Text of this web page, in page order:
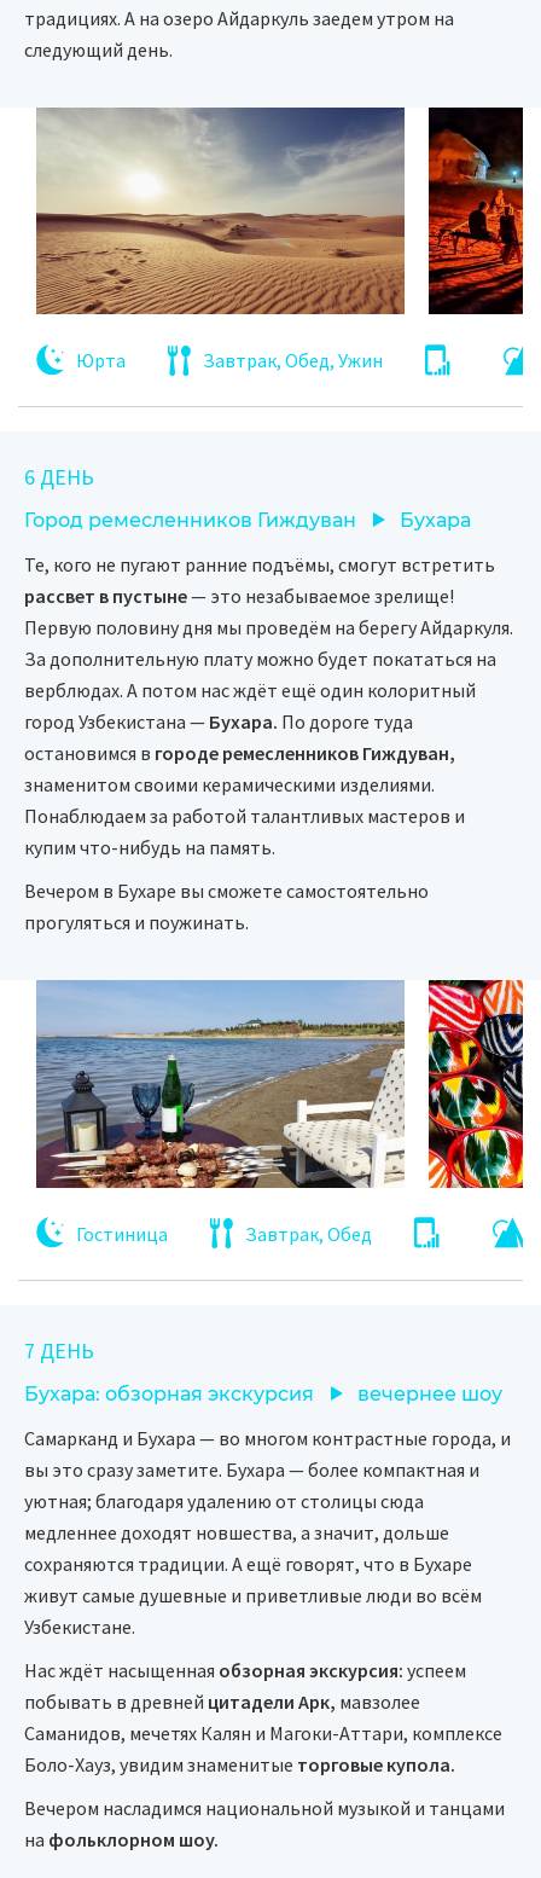
традициях. А на озеро Айдаркуль заедем утром на
следующий день.
Юрта Завтрак, Обед, Ужин
6 ДЕНЬ
Город ремесленников Гиждуван Бухара
Те, кого не пугают ранние подъёмы, смогут встретить
рассвет в пустыне— это незабываемое зрелище!
Первую половину дня мы проведём на берегу Айдаркуля.
За дополнительную плату можно будет покататься на
верблюдах. А потом нас ждёт ещё один колоритный
город Узбекистана — Бухара. По дороге туда
остановимся в городе ремесленников Гиждуван,
знаменитом своими керамическими изделиями.
Понаблюдаем за работой талантливых мастеров и
купим что-нибудь на память.
Вечером в Бухаре вы сможете самостоятельно
прогуляться и поужинать.
Гостиница Завтрак, Обед
7 ДЕНЬ
Бухара: обзорная экскурсия вечернее шоу
Самарканд и Бухара — во многом контрастные города, и
вы это сразу заметите. Бухара — более компактная и
уютная; благодаря удалению от столицы сюда
медленнее доходят новшества, а значит, дольше
сохраняются традиции. А ещё говорят, что в Бухаре
живут самые душевные и приветливые люди во всём
Узбекистане.
Нас ждёт насыщенная обзорная экскурсия: успеем
побывать в древней цитадели Арк, мавзолее
Саманидов, мечетях Калян и Магоки-Аттари, комплексе
Боло-Хауз, увидим знаменитые торговые купола.
Вечером насладимся национальной музыкой и танцами
на фольклорном шоу.